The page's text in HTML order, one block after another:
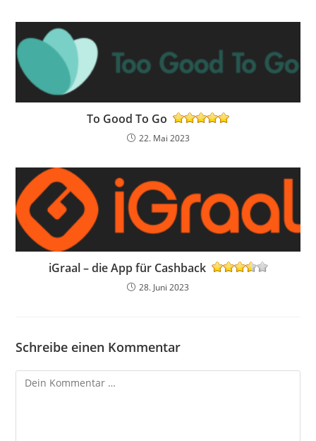
To Good To Go
22. Mai 2023
iGraal – die App für Cashback
28. Juni 2023
Schreibe einen Kommentar
Kommentar